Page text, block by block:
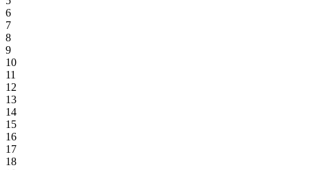
6
7
8
9
10
11
12
13
14
15
16
17
18